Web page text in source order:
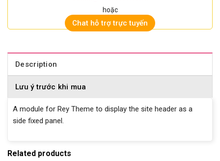
hoặc
Chat hỗ trợ trực tuyến
Description
Lưu ý trước khi mua
A module for Rey Theme to display the site header as a
side fixed panel.
Related products